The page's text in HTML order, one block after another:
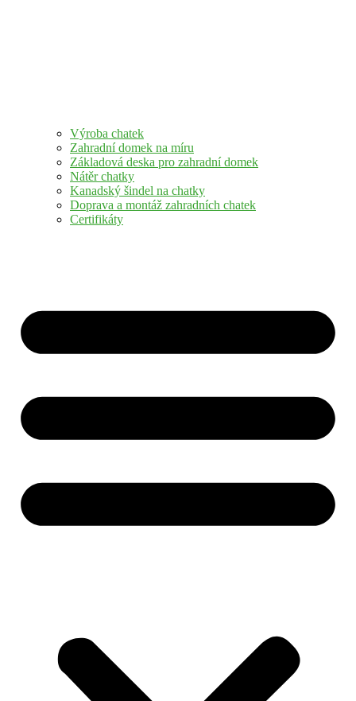
Výroba chatek
Zahradní domek na míru
Základová deska pro zahradní domek
Nátěr chatky
Kanadský šindel na chatky
Doprava a montáž zahradních chatek
Certifikáty